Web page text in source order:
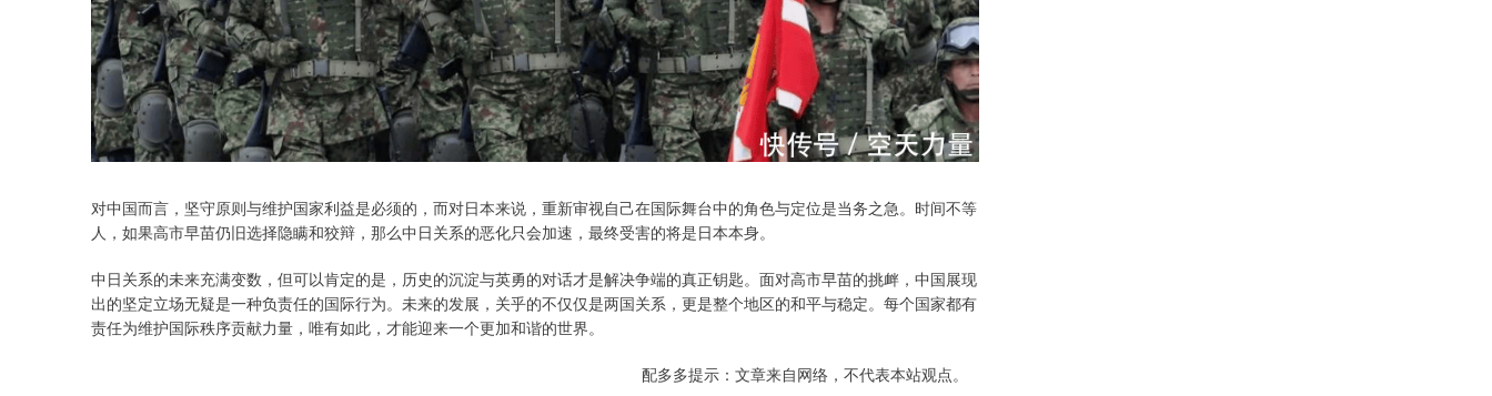
对中国而言，坚守原则与维护国家利益是必须的，而对日本来说，重新审视自己在国际舞台中的角色与定位是当务之急。时间不等
人，如果高市早苗仍旧选择隐瞒和狡辩，那么中日关系的恶化只会加速，最终受害的将是日本本身。
中日关系的未来充满变数，但可以肯定的是，历史的沉淀与英勇的对话才是解决争端的真正钥匙。面对高市早苗的挑衅，中国展现
出的坚定立场无疑是一种负责任的国际行为。未来的发展，关乎的不仅仅是两国关系，更是整个地区的和平与稳定。每个国家都有
责任为维护国际秩序贡献力量，唯有如此，才能迎来一个更加和谐的世界。
配多多提示：文章来自网络，不代表本站观点。